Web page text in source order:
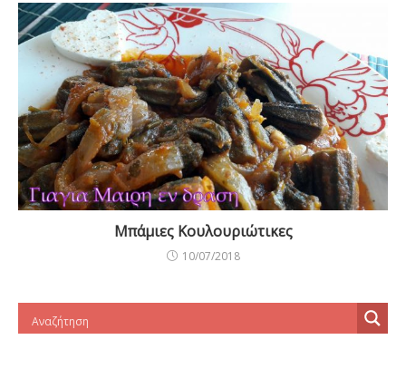
Μπάμιες Κουλουριώτικες
10/07/2018